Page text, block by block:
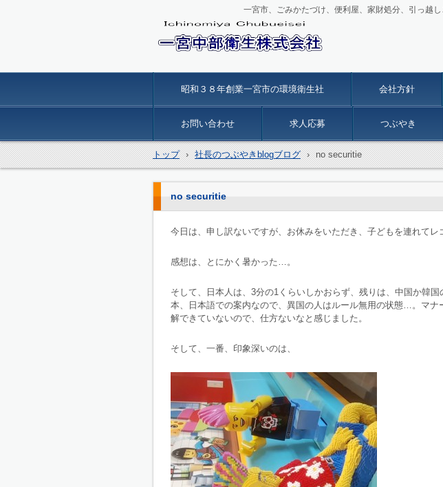
一宮市、ごみかたづけ、便利屋、家財処分、引っ越
昭和３８年創業一宮市の環境衛生社 会社方針
お問い合わせ 求人応募 つぶやき
トップ › 社長のつぶやきblogブログ › no securitie
no securitie
今日は、申し訳ないですが、お休みをいただき、子どもを連れてレ
感想は、とにかく暑かった…。
そして、日本人は、3分の1くらいしかおらず、残りは、中国か韓
本、日本語での案内なので、異国の人はルール無用の状態…。マナ
解できていないので、仕方ないなと感じました。
そして、一番、印象深いのは、